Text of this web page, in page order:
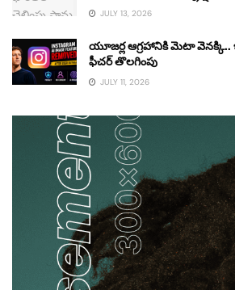
JULY 13, 2026
యూజర్ల ఆగ్రహానికి మెటా
ఫీచర్ తొలగింపు
JULY 11, 2026